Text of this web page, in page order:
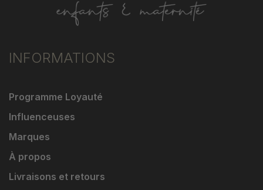
INFORMATIONS
Programme Loyauté
Influenceuses
Marques
À propos
Livraisons et retours